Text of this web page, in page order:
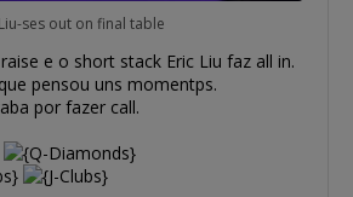
Liu-ses out on final table
e o short stack Eric Liu faz all in.
pensou uns momentps.
por fazer call.